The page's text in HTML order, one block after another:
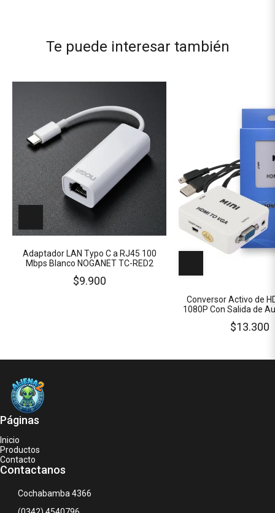
Te puede interesar también
Adaptador LAN Typo C a RJ45 100
Mbps Blanco NOGANET TC-RED2
$9.900
Conversor Activo de
1080P Con Salida de
Cable
$13.300
Páginas
Inicio
Productos
Contacto
Contactanos
Cochabamba 4366